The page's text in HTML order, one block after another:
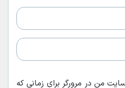
من در مرورگر برای زمانی که